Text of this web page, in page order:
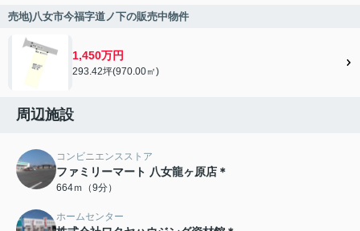
売地)八女市今福字道ノ下の販売中物件
1,450万円
293.42坪(970.00㎡)
周辺施設
コンビニエンスストア
ファミリーマート 八女龍ヶ原店＊
664ｍ（9分）
ホームセンター